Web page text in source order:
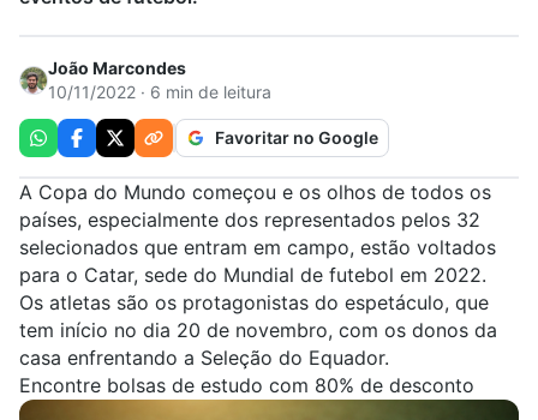
João Marcondes
10/11/2022 · 6 min de leitura
Favoritar no Google
A Copa do Mundo começou e os olhos de todos os
países, especialmente dos representados pelos 32
selecionados que entram em campo, estão voltados
para o Catar, sede do Mundial de futebol em 2022.
Os atletas são os protagonistas do espetáculo, que
tem início no dia 20 de novembro, com os donos da
casa enfrentando a Seleção do Equador.
Encontre bolsas de estudo com 80% de desconto